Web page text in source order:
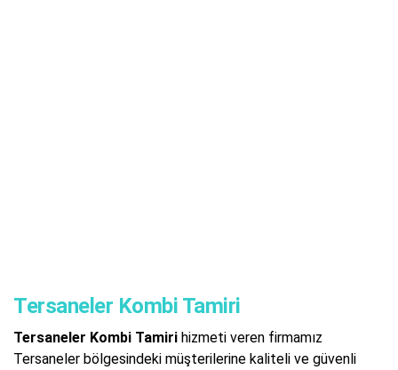
Tersaneler Kombi Tamiri
Tersaneler Kombi Tamiri hizmeti veren firmamız
Tersaneler bölgesindeki müşterilerine kaliteli ve güvenli